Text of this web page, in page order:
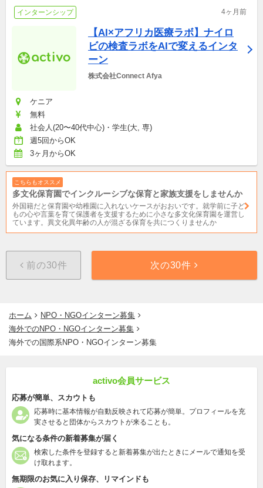
インターンシップ 4ヶ月前
【AI×アフリカ医療ラボ】ナイロ
ビの検査ラボをAIで変えるインタ
ーン
株式会社Connect Afya
ケニア
無料
社会人(20〜40代中心)・学生(大, 専)
週5回からOK
3ヶ月からOK
こちらもオススメ
多文化保育園でインクルーシブな保育と家族支援をしませんか
外国籍だと保育園や幼稚園に入れないケースがおおいです。就学前に子ど
もの心や言葉を育て保護者を支援するために小さな多文化保育園を運営し
ています。異文化異年齢の人が混ざる保育を共につくりませんか
前の30件 次の30件
ホーム
NPO・NGOインターン募集
海外でのNPO・NGOインターン募集
海外での国際系NPO・NGOインターン募集
activo会員サービス
応募が簡単、スカウトも
応募時に基本情報が自動反映されて応募が簡単。プロフィールを充
実させると団体からスカウトが来ることも。
気になる条件の新着募集が届く
検索した条件を登録すると新着募集が出たときにメールで通知を受
け取れます。
無期限のお気に入り保存、リマインドも